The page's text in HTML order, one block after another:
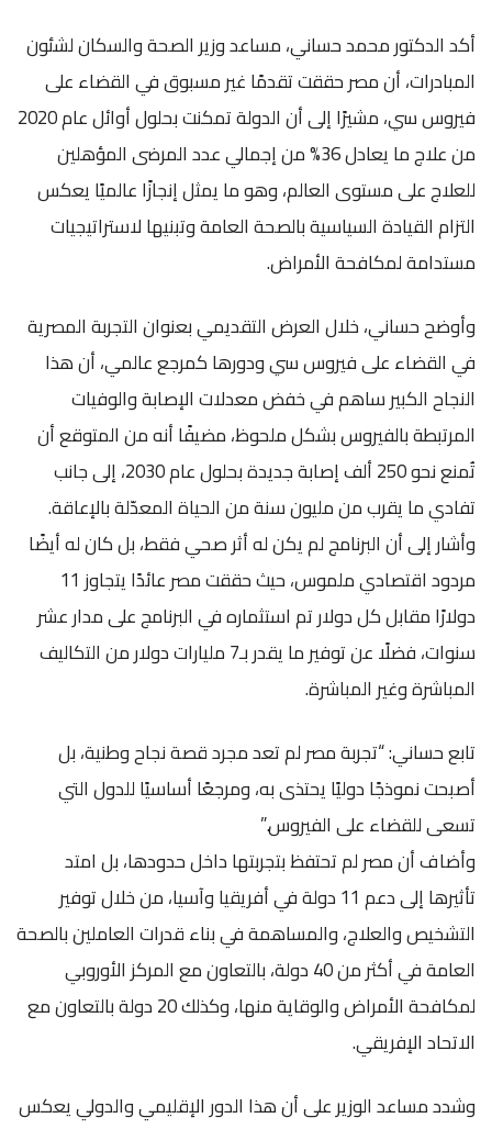
أكد الدكتور محمد حساني، مساعد وزير الصحة والسكان لشئون
المبادرات، أن مصر حققت تقدمًا غير مسبوق في القضاء على
فيروس سي، مشيرًا إلى أن الدولة تمكنت بحلول أوائل عام 2020
من علاج ما يعادل 36% من إجمالي عدد المرضى المؤهلين
للعلاج على مستوى العالم، وهو ما يمثل إنجازًا عالميًا يعكس
التزام القيادة السياسية بالصحة العامة وتبنيها لاستراتيجيات
مستدامة لمكافحة الأمراض.
وأوضح حساني، خلال العرض التقديمي بعنوان التجربة المصرية
في القضاء على فيروس سي ودورها كمرجع عالمي، أن هذا
النجاح الكبير ساهم في خفض معدلات الإصابة والوفيات
المرتبطة بالفيروس بشكل ملحوظ، مضيفًا أنه من المتوقع أن
تُمنع نحو 250 ألف إصابة جديدة بحلول عام 2030، إلى جانب
تفادي ما يقرب من مليون سنة من الحياة المعدّلة بالإعاقة.
وأشار إلى أن البرنامج لم يكن له أثر صحي فقط، بل كان له أيضًا
مردود اقتصادي ملموس، حيث حققت مصر عائدًا يتجاوز 11
دولارًا مقابل كل دولار تم استثماره في البرنامج على مدار عشر
سنوات، فضلًا عن توفير ما يقدر بـ7 مليارات دولار من التكاليف
المباشرة وغير المباشرة.
تابع حساني: “تجربة مصر لم تعد مجرد قصة نجاح وطنية، بل
أصبحت نموذجًا دوليًا يحتذى به، ومرجعًا أساسيًا للدول التي
تسعى للقضاء على الفيروس.”
وأضاف أن مصر لم تحتفظ بتجربتها داخل حدودها، بل امتد
تأثيرها إلى دعم 11 دولة في أفريقيا وآسيا، من خلال توفير
التشخيص والعلاج، والمساهمة في بناء قدرات العاملين بالصحة
العامة في أكثر من 40 دولة، بالتعاون مع المركز الأوروبي
لمكافحة الأمراض والوقاية منها، وكذلك 20 دولة بالتعاون مع
الاتحاد الإفريقي.
وشدد مساعد الوزير على أن هذا الدور الإقليمي والدولي يعكس